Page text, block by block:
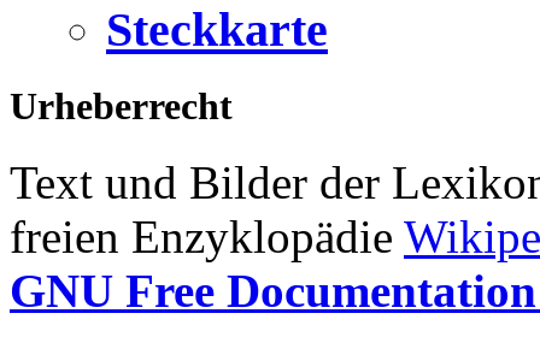
Steckkarte
Urheberrecht
Text und Bilder der
freien Enzyklopädie
GNU Free